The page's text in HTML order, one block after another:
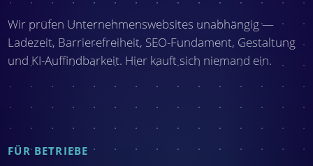
Wir prüfen Unternehmenswebsites unabhängig —
Ladezeit, Barrierefreiheit, SEO-Fundament, Gestaltung
und KI-Auffindbarkeit. Hier kauft sich niemand ein.
FÜR BETRIEBE